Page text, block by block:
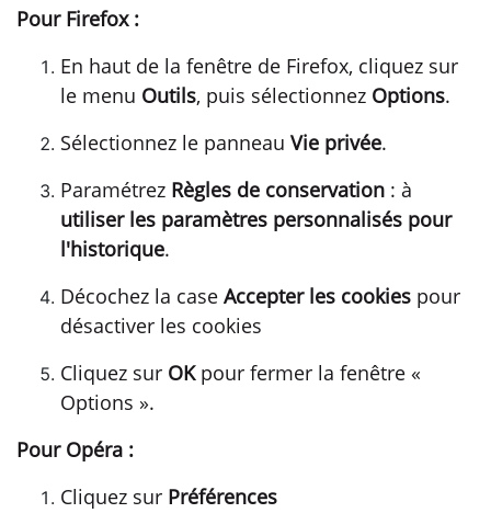
Pour Firefox :
En haut de la fenêtre de Firefox, cliquez sur
le menu Outils, puis sélectionnez Options.
Sélectionnez le panneau Vie privée.
Paramétrez Règles de conservation : à
utiliser les paramètres personnalisés pour
l'historique.
Décochez la case Accepter les cookies pour
désactiver les cookies
Cliquez sur OKpour fermer la fenêtre «
Options ».
Pour Opéra :
Cliquez sur Préférences